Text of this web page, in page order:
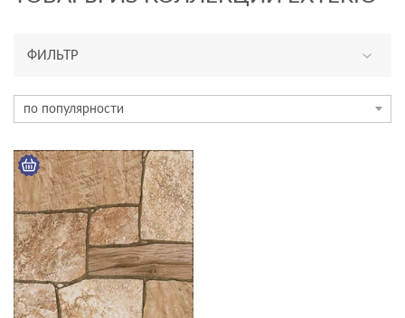
ФИЛЬТР
керамогранит
ЦВЕТ
ФОРМАТ ПЛИТКИ, СМ
30x30
по популярности